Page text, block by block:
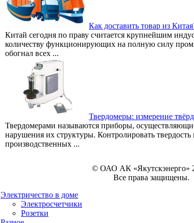
Как доставить товар из
Китай сегодня по праву считается крупнейшим
количеству функционирующих на полную силу
обогнал всех ...
Твердомеры: измерение
Твердомерами называются приборы,
нарушения их структуры. Контролировать
производственных ...
© ОАО АК «Якутскэнерго»
Все права защищены.
Электричество в доме
Электросчетчики
Розетки